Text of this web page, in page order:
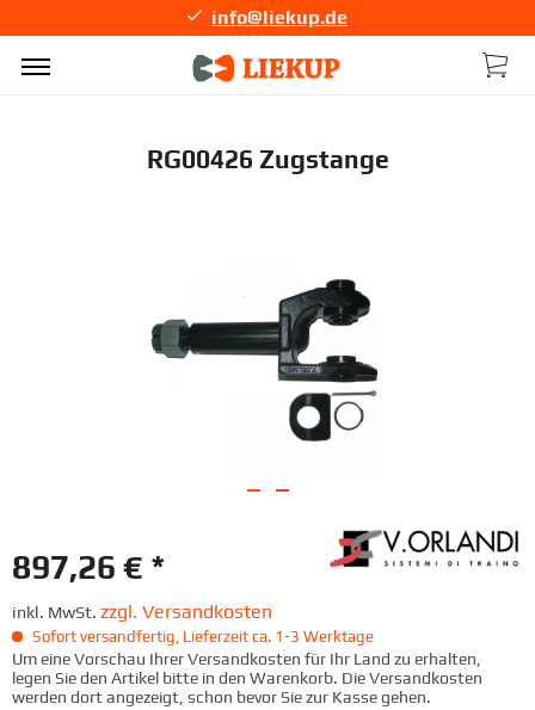
info@liekup.de
RG00426 Zugstange
897,26 € *
inkl. MwSt. zzgl. Versandkosten
Sofort versandfertig, Lieferzeit ca. 1-3 Werktage
Um eine Vorschau Ihrer Versandkosten für Ihr Land zu erhalten,
legen Sie den Artikel bitte in den Warenkorb. Die Versandkosten
werden dort angezeigt, schon bevor Sie zur Kasse gehen.